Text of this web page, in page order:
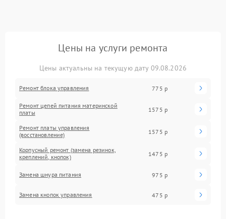
Цены на услуги ремонта
Цены актуальны на текущую дату 09.08.2026
Ремонт блока управления 775 р
Ремонт цепей питания материнской
платы
1575 р
Ремонт платы управления
(восстановление)
1575 р
Корпусный ремонт (замена резинок,
креплений, кнопок)
1475 р
Замена шнура питания 975 р
Замена кнопок управления 475 р